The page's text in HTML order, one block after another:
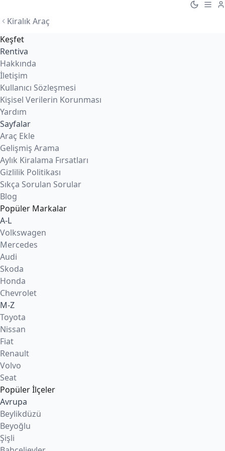
Kiralık Araç
Keşfet
Rentiva
Hakkında
İletişim
Kullanıcı Sözleşmesi
Kişisel Verilerin Korunması
Yardım
Sayfalar
Araç Ekle
Gelişmiş Arama
Aylık Kiralama Fırsatları
Gizlilik Politikası
Sıkça Sorulan Sorular
Blog
Popüler Markalar
A-L
Volkswagen
Mercedes
Audi
Skoda
Honda
Chevrolet
M-Z
Toyota
Nissan
Fiat
Renault
Volvo
Seat
Popüler İlçeler
Avrupa
Beylikdüzü
Beyoğlu
Şişli